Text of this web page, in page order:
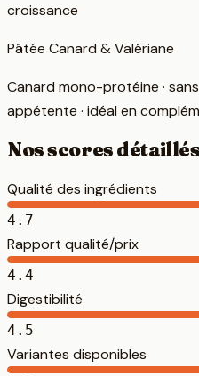
croissance
Pâtée Canard & Valériane
Canard mono-protéine ·
appétente · idéal en
Nos scores détaillés
Qualité des ingrédients
4.7
Rapport qualité/prix
4.4
Digestibilité
4.5
Variantes disponibles